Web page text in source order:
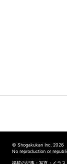
© Shogakukan Inc. 2026
No reproduction or
掲載の記事・写真・イラ